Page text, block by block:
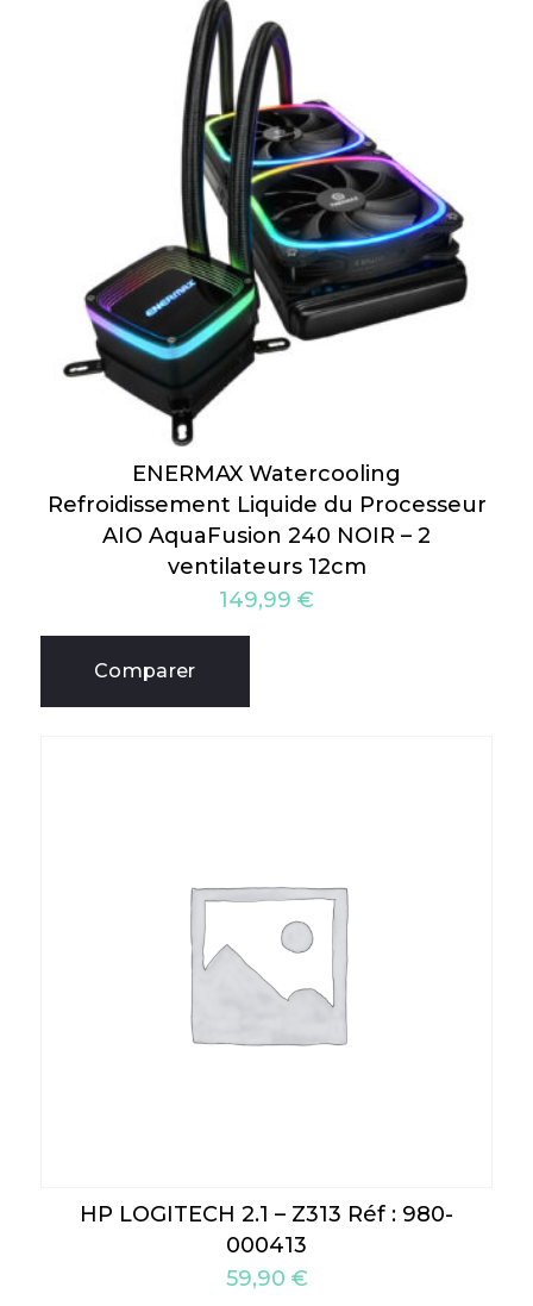
ENERMAX Watercooling
Refroidissement Liquide du Processeur
AIO AquaFusion 240 NOIR – 2
ventilateurs 12cm
149,99 €
Comparer
HP LOGITECH 2.1 – Z313 Réf : 980-
000413
59,90 €